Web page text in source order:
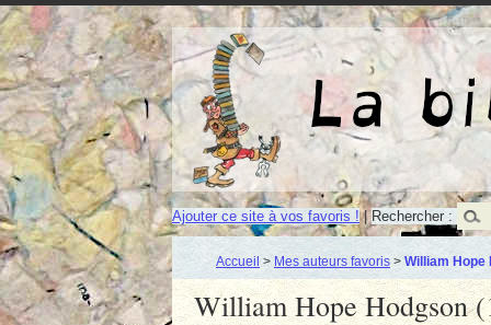
Ajouter ce site à vos favoris !|Rechercher :
Accueil > Mes auteurs favoris > William Hope
William Hope Hodgson